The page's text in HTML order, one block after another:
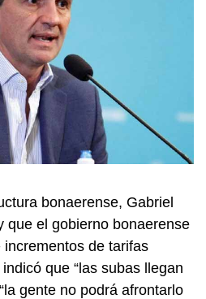
bonaerense, Gabriel
que el gobierno bonaerense
de tarifas
que “las subas llegan
gente no podrá afrontarlo